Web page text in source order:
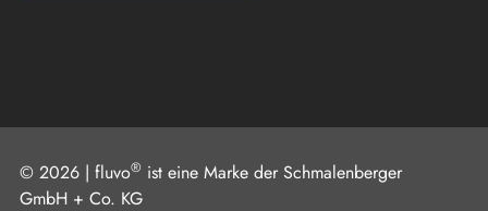
© 2026 | fluvo® ist eine Marke der Schmalenberger
GmbH + Co. KG